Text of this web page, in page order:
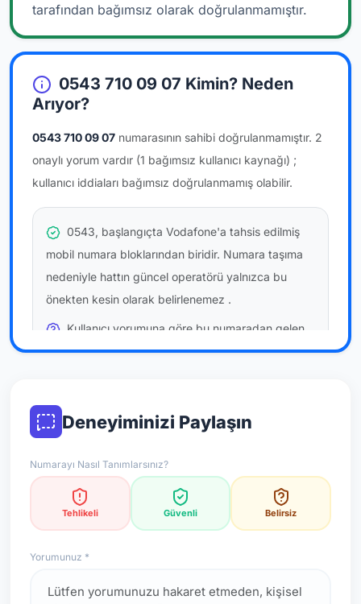
tarafından bağımsız olarak doğrulanmamıştır.
0543 710 09 07 Kimin? Neden
Arıyor?
0543 710 09 07 numarasının sahibi doğrulanmamıştır. 2
onaylı yorum vardır (1 bağımsız kullanıcı kaynağı) ;
kullanıcı iddiaları bağımsız doğrulanmamış olabilir.
0543, başlangıçta Vodafone'a tahsis edilmiş
mobil numara bloklarından biridir. Numara taşıma
nedeniyle hattın güncel operatörü yalnızca bu
önekten kesin olarak belirlenemez .
Kullanıcı yorumuna göre bu numaradan gelen
çağrılaradaha az temkinli yaklaşılabilirönerilir; bu
resmi doğrulama niteliği taşımaz.
*Not: Değerlendirmeler onaylı kullanıcı yorumlarına göre
güncellenir.
Deneyiminizi Paylaşın
Numarayı Nasıl Tanımlarsınız?
Tehlikeli Güvenli Belirsiz
Yorumunuz *